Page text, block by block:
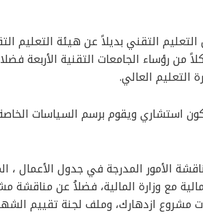
التقني بديلاً عن هيئة التعليم
من رؤساء الجامعات التقنية الأربعة
التعليم العالي.
استشاري ويقوم برسم السياسات
الأمور المدرجة في جدول الأعمال ،
مع وزارة المالية، فضلاُ عن مناقشة
مشروع ازدهارك، وملف لجنة تقييم